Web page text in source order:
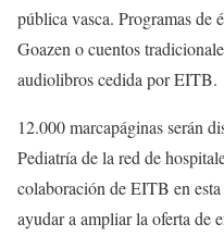
pública vasca. Programas de
Goazen o cuentos
audiolibros cedida por EITB.
12.000 marcapáginas serán
Pediatría de la red de
colaboración de EITB en
ayudar a ampliar la oferta de